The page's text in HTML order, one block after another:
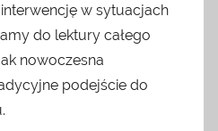
w sytuacjach
do lektury całego
nowoczesna
podejście do